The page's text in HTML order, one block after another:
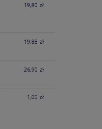
19,80 zł
19,88 zł
26,90 zł
1,00 zł